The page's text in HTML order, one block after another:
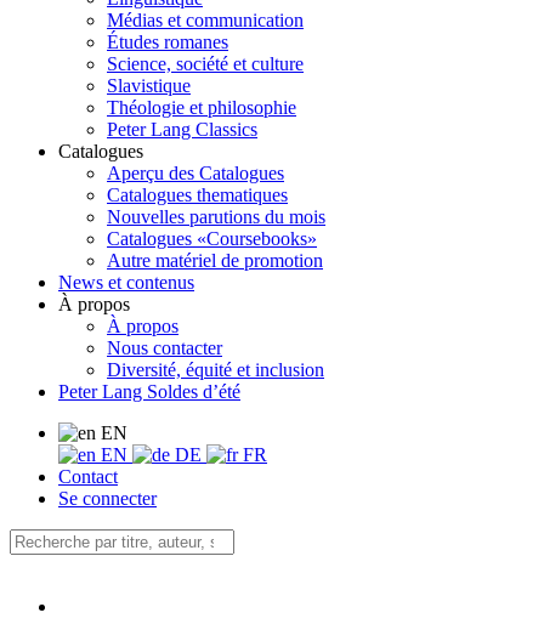
Médias et communication
Études romanes
Science, société et culture
Slavistique
Théologie et philosophie
Peter Lang Classics
Catalogues
Aperçu des Catalogues
Catalogues thematiques
Nouvelles parutions du mois
Catalogues «Coursebooks»
Autre matériel de promotion
News et contenus
À propos
À propos
Nous contacter
Diversité, équité et inclusion
Peter Lang Soldes d’été
EN
EN
DE
FR
Contact
Se connecter